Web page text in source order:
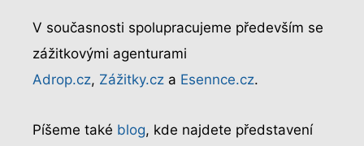
V současnosti spolupracujeme především se
zážitkovými agenturami
Adrop.cz, Zážitky.cz a Esennce.cz.
Píšeme také blog, kde najdete představení